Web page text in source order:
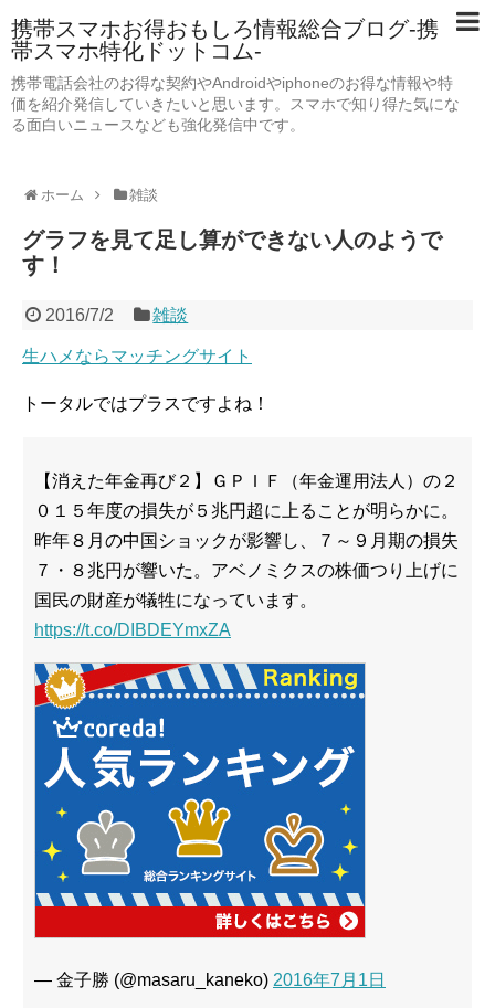
携帯スマホお得おもしろ情報総合ブログ-携
帯スマホ特化ドットコム-
携帯電話会社のお得な契約やAndroidやiphoneのお得な情報や特
価を紹介発信していきたいと思います。スマホで知り得た気にな
る面白いニュースなども強化発信中です。
ホーム 雑談
グラフを見て足し算ができない人のようで
す！
2016/7/2 雑談
生ハメならマッチングサイト
トータルではプラスですよね！
【消えた年金再び２】ＧＰＩＦ（年金運用法人）の２
０１５年度の損失が５兆円超に上ることが明らかに。
昨年８月の中国ショックが影響し、７～９月期の損失
７・８兆円が響いた。アベノミクスの株価つり上げに
国民の財産が犠牲になっています。
https://t.co/DIBDEYmxZA
— 金子勝 (@masaru_kaneko) 2016年7月1日